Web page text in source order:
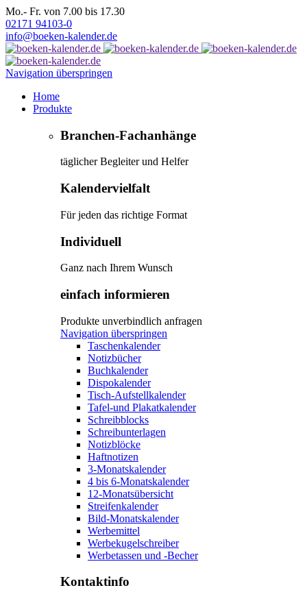
Mo.- Fr. von 7.00 bis 17.30
02171 94103-0
info@boeken-kalender.de
Navigation überspringen
Home
Produkte
Branchen-Fachanhänge
täglicher Begleiter und Helfer
Kalendervielfalt
Für jeden das richtige Format
Individuell
Ganz nach Ihrem Wunsch
einfach informieren
Produkte unverbindlich anfragen
Navigation überspringen
Taschenkalender
Notizbücher
Buchkalender
Dispokalender
Tisch-Aufstellkalender
Tafel-und Plakatkalender
Schreibblocks
Schreibunterlagen
Notizblöcke
Haftnotizen
3-Monatskalender
4 bis 6-Monatskalender
12-Monatsübersicht
Streifenkalender
Bild-Monatskalender
Werbemittel
Werbekugelschreiber
Werbetassen und -Becher
Kontaktinfo